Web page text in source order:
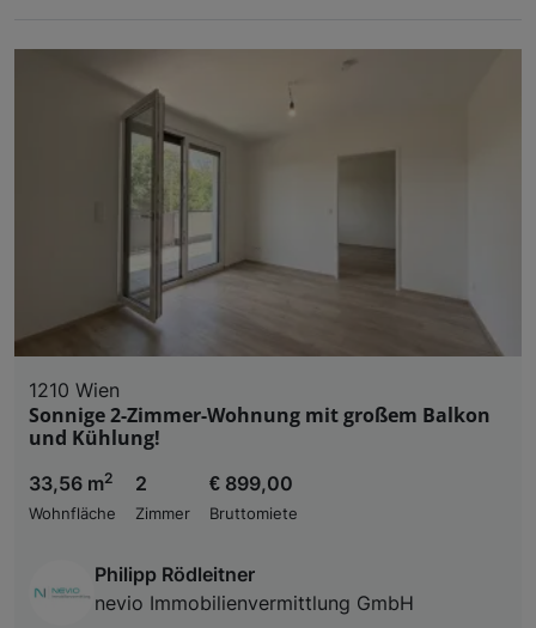
1210 Wien
Sonnige 2-Zimmer-Wohnung mit großem Balkon
und Kühlung!
33,56 m2
Wohnfläche
2
Zimmer
€ 899,00
Bruttomiete
Philipp Rödleitner
nevio Immobilienvermittlung GmbH